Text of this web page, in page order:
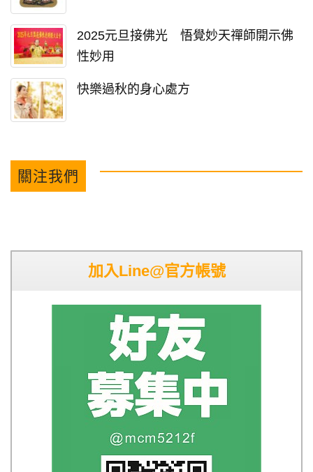
2025元旦接佛光 悟覺妙天禪師開示佛
性妙用
快樂過秋的身心處方
關注我們
加入Line@官方帳號